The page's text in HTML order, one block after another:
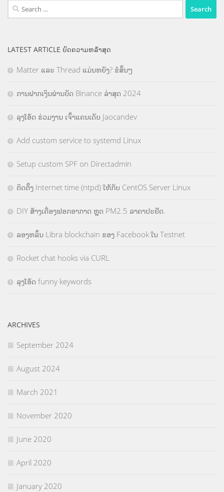
Search
for:
LATEST ARTICLE ບົດຄວາມຫລ້າສຸດ
Matter ແລະ Thread ແມ່ນຫຍັງ? ຂໍສັ້ນໆ
ການຝາກເງິນຜ່ານບັດ Binance ລ່າສຸດ 2024
ລຸງໂອ້ດ ຮ່ວມງານ ເຈົ້າແຄນເດັບ Jaocandev
Add custom service to systemd Linux
Setup custom SPF on Directadmin
ຕິດຕັ້ງ Internet time (ntpd) ໃຫ້ກັບ CentOS Server Linux
DIY ສ້າງເຄື່ອງຟອກອາກາດ ຫຼຸດ PM2.5 ລາຄາປະຢັດ.
ລອງຫລິ້ນ Libra blockchain ຂອງ Facebook ໃນ Testnet
Rocket chat hooks via CURL
ລຸງໂອ້ດ funny keywords
ARCHIVES
September 2024
August 2024
March 2021
November 2020
June 2020
April 2020
January 2020